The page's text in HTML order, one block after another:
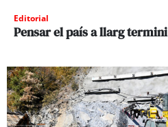
Editorial
Pensar el país a llarg termini